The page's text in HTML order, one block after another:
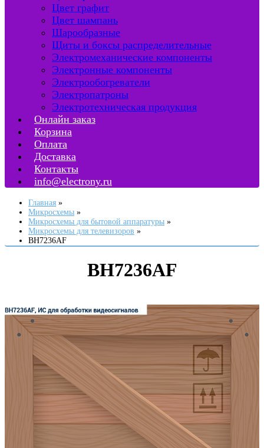
Цвет графит
Цвет шампань
Шарообразные
Щиты и боксы распределительные
Электромеханические компоненты
Электронные компоненты
Электрообогреватели
Электропатроны
Электротехническая продукция
Онлайн заказ
Корзина
Оплата
Доставка
Контакты
info@electrony.ru
Главная
Микросхемы
Микросхемы для бытовой аппаратуры
Микросхемы для телевизоров
BH7236AF
BH7236AF